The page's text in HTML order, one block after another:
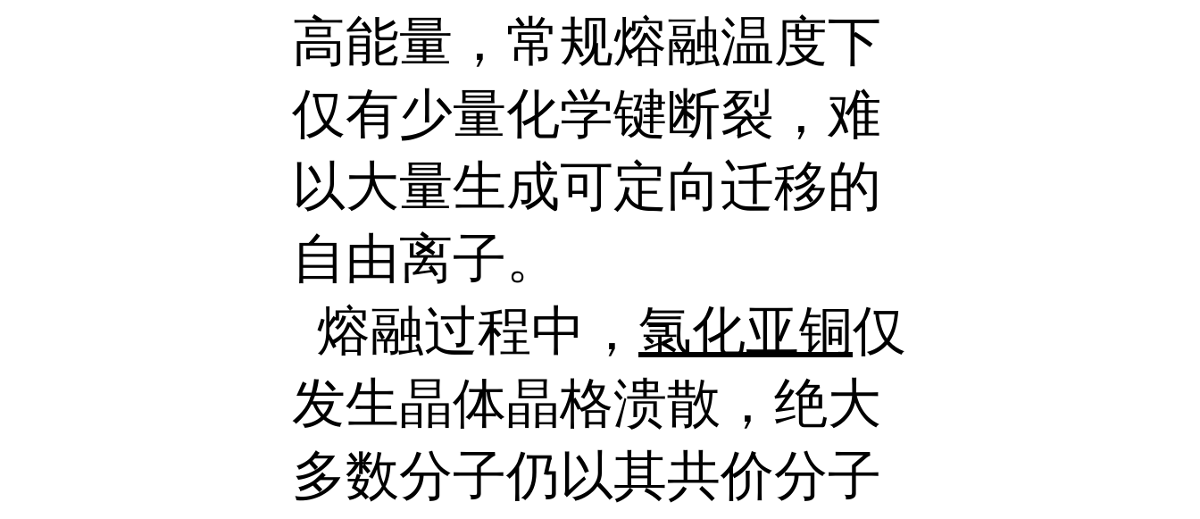
高能量，常规熔融温度下
仅有少量化学键断裂，难
以大量生成可定向迁移的
自由离子。
熔融过程中， 氯化亚铜仅
发生晶体晶格溃散，绝大
多数分子仍以其共价分子